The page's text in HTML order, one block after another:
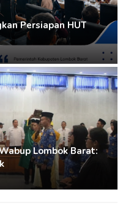
Persiapan HUT
Lombok Barat: